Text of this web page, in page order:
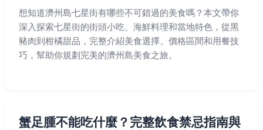
想知道濟州島七星街有哪些不可錯過的美食嗎？本文帶你
深入探索七星街的街頭小吃、海鮮料理和當地特色，從黑
豬肉到柑橘甜品，完整介紹美食選擇、價格區間和用餐技
巧，幫助你規劃完美的濟州島美食之旅。
蟹足腫不能吃什麼？完整飲食禁忌指南與